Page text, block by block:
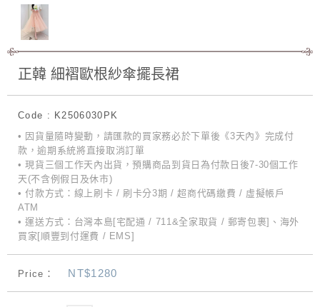
正韓 細褶歐根紗傘擺長裙
Code : K2506030PK
• 因貨量隨時變動，請匯款的買家務必於下單後《3天內》完成付
款，逾期系統將直接取消訂單
• 現貨三個工作天內出貨，預購商品到貨日為付款日後7-30個工作
天(不含例假日及休市)
• 付款方式：線上刷卡 / 刷卡分3期 / 超商代碼繳費 / 虛擬帳戶
ATM
• 運送方式：台灣本島[宅配通 / 711&全家取貨 / 郵寄包裹]、海外
買家[順豐到付運費 / EMS]
Price： NT$1280